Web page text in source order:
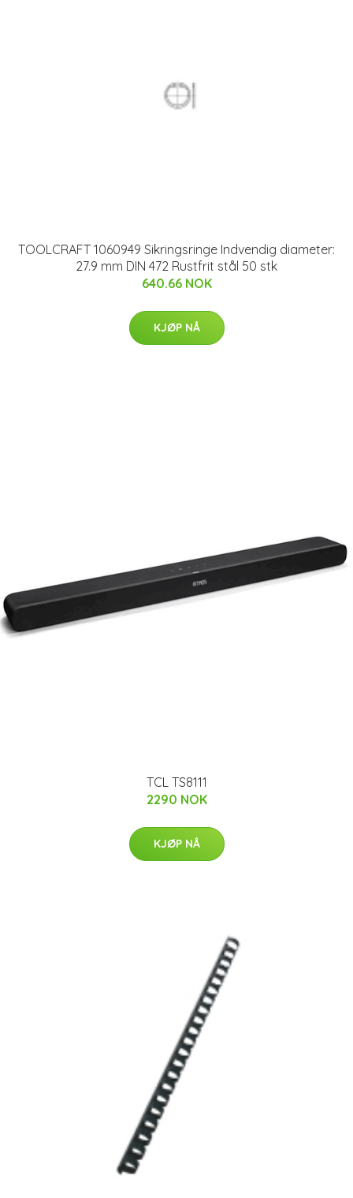
TOOLCRAFT 1060949 Sikringsringe Indvendig diameter:
27.9 mm DIN 472 Rustfrit stål 50 stk
640.66 NOK
KJØP NÅ
TCL TS8111
2290 NOK
KJØP NÅ